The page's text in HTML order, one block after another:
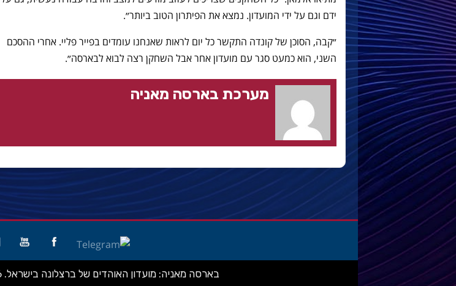
ידם וגם על ידי המועדון. נמצא את הפיתרון הטוב ביותר״.
״קבה, הסוכן של קונדה התקשר כל יום לראות שאנחנו עומדים בפייר פליי. אחרי ההסכם
השני, הוא כמעט סגר עם מועדון אחר אבל השחקן רצה לבוא לבארסה״.
מערכת בארסה מאניה
בארסה מאניה: מועדון האוהדים של ברצלונה בישראל. 1999-2026. כל הזכויות שמורות